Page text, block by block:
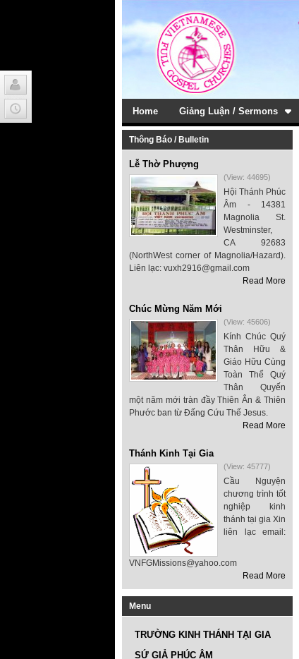
Home Giảng Luận / Sermons
Thông Báo / Bulletin
Lễ Thờ Phượng
(View: 44695)
Hội Thánh Phúc
Âm - 14381
Magnolia St.
Westminster,
CA 92683
(NorthWest corner of Magnolia/Hazard).
Liên lạc: vuxh2916@gmail.com
Read More
Chúc Mừng Năm Mới
(View: 45606)
Kính Chúc Quý
Thân Hữu &
Giáo Hữu Cùng
Toàn Thể Quý
Thân Quyến
một năm mới tràn đầy Thiên Ân & Thiên
Phước ban từ Đấng Cứu Thế Jesus.
Read More
Thánh Kinh Tại Gia
(View: 45777)
Cầu Nguyện
chương trình tốt
nghiệp kinh
thánh tại gia Xin
liên lạc email:
VNFGMissions@yahoo.com
Read More
Menu
TRƯỜNG KINH THÁNH TẠI GIA
SỨ GIẢ PHÚC ÂM